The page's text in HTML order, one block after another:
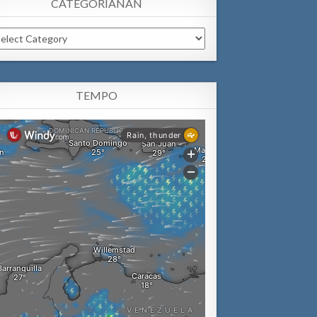
CATEGORIANAN
TEMPO